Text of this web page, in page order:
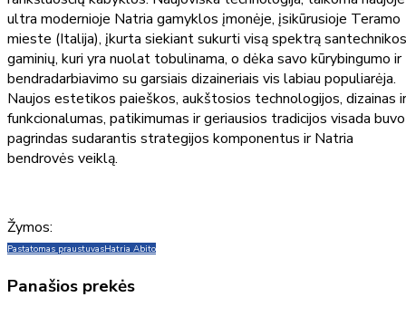
ultra modernioje Natria gamyklos įmonėje, įsikūrusioje Teramo
mieste (Italija), įkurta siekiant sukurti visą spektrą santechnikos
gaminių, kuri yra nuolat tobulinama, o dėka savo kūrybingumo ir
bendradarbiavimo su garsiais dizaineriais vis labiau populiarėja.
Naujos estetikos paieškos, aukštosios technologijos, dizainas ir
funkcionalumas, patikimumas ir geriausios tradicijos visada buvo
pagrindas sudarantis strategijos komponentus ir Natria
bendrovės veiklą.
Žymos:
Pastatomas praustuvasHatria Abito
Panašios prekės